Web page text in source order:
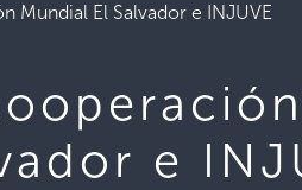
Mundial El Salvador e INJUVE
e